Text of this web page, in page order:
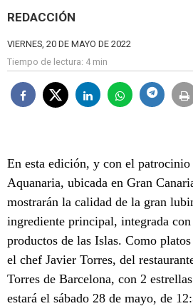
REDACCIÓN
VIERNES, 20 DE MAYO DE 2022
Tiempo de lectura: 4 min
En esta edición, y con el patrocinio
Aquanaria, ubicada en Gran
mostrarán la calidad de la gran
ingrediente principal, integrada
productos de las Islas. Como platos
el chef Javier Torres, del
Torres de Barcelona, con 2
estará el sábado 28 de mayo, de